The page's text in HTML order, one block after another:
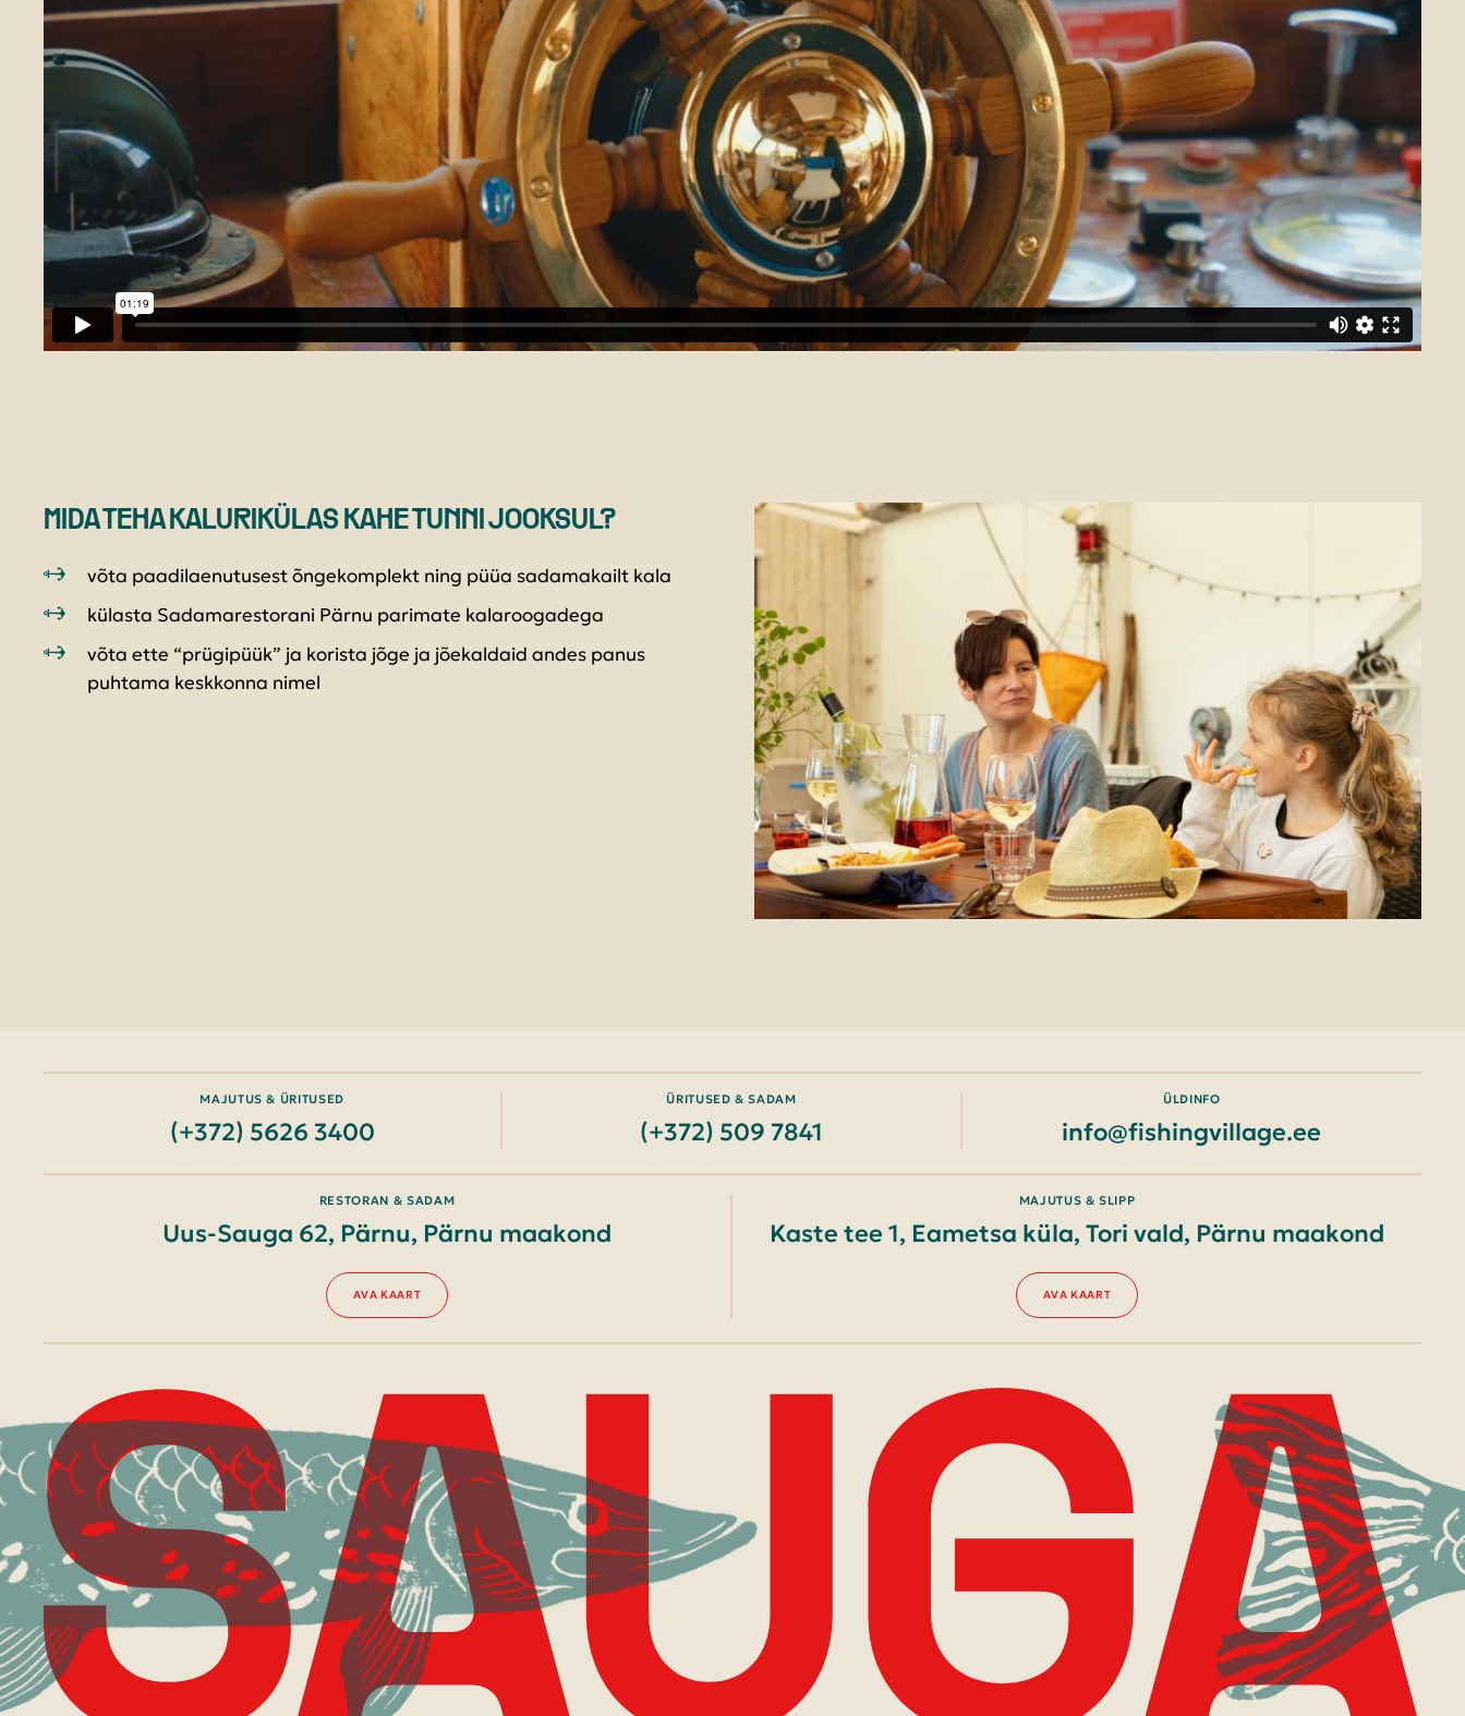
MIDA TEHA KALURIKÜLAS KAHE TUNNI JOOKSUL?
võta paadilaenutusest õngekomplekt ning püüa sadamakailt kala
külasta Sadamarestorani Pärnu parimate kalaroogadega
võta ette “prügipüük” ja korista jõge ja jõekaldaid andes panus
puhtama keskkonna nimel
MAJUTUS & ÜRITUSED
(+372) 5626 3400
ÜRITUSED & SADAM
(+372) 509 7841
ÜLDINFO
info@fishingvillage.ee
RESTORAN & SADAM
Uus-Sauga 62, Pärnu, Pärnu maakond
AVA KAART
MAJUTUS & SLIPP
Kaste tee 1, Eametsa küla, Tori vald, Pärnu maakond
AVA KAART